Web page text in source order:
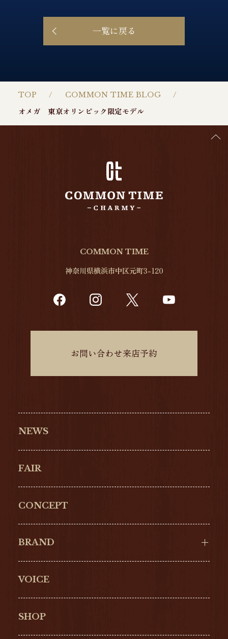
TOP
COMMON TIME BLOG
オメガ 東京オリンピック限定モデル
一覧に戻る
NEWS
FAIR
CONCEPT
BRAND
Cartier
VOICE
SHOP
COMMON TIME
神奈川県横浜市中区元町3-120
お問い合わせ来店予約